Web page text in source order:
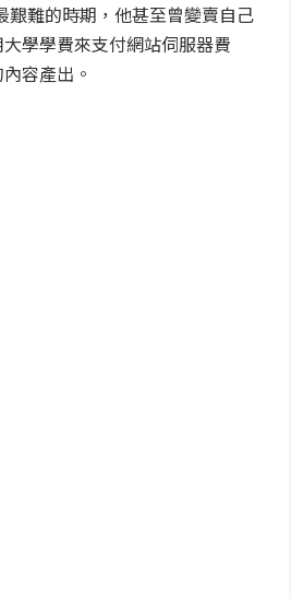
艱難的時期，他甚至曾變賣自己
學學費來支付網站伺服器費
容產出。